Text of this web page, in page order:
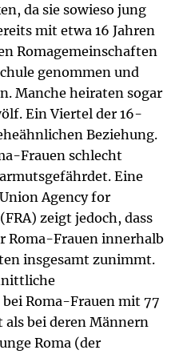
da sie sowieso jung
mit etwa 16 Jahren
Romagemeinschaften
genommen und
Manche heiraten sogar
Ein Viertel der 16-
Beziehung.
Frauen schlecht
Eine
Agency for
zeigt jedoch, dass
Roma-Frauen innerhalb
insgesamt zunimmt.
Roma-Frauen mit 77
bei deren Männern
Roma (der